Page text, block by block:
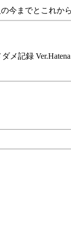
今までとこれか
メ記録 Ver.Hatena